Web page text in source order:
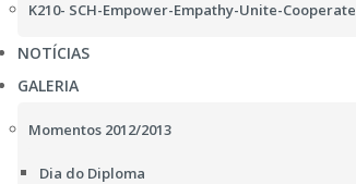
K210- SCH-Empower-Empathy-Unite-Cooperate
NOTÍCIAS
GALERIA
Momentos 2012/2013
Dia do Diploma